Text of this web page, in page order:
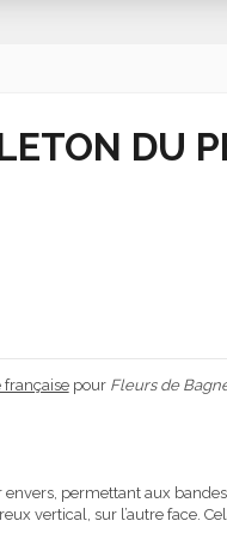
DU
pour Fleurs de
permettant aux
vertical, sur l’autre face.